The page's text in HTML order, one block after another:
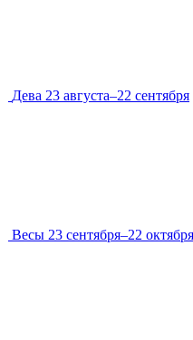
Дева 23 августа–22 сентября
Весы 23 сентября–22 октября